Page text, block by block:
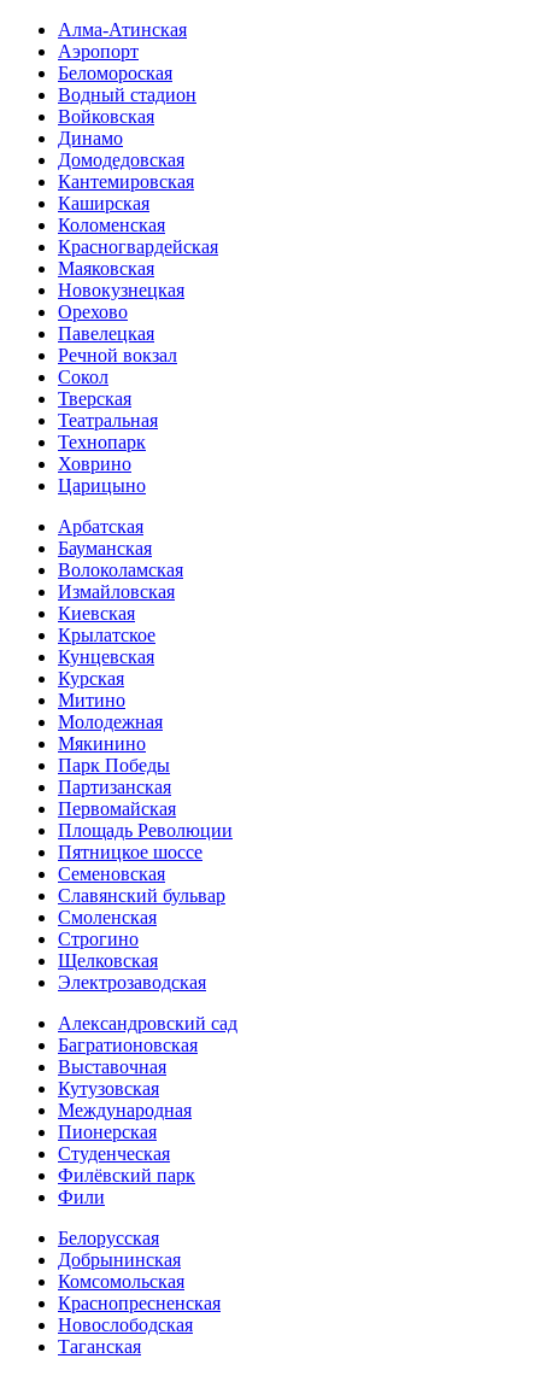
Алма-Атинская
Аэропорт
Беломороская
Водный стадион
Войковская
Динамо
Домоде­довская
Кантеми­ровская
Каширская
Коломенская
Красногвар­дейская
Маяковская
Новокузнецкая
Орехово
Павелецкая
Речной вокзал
Сокол
Тверская
Театральная
Технопарк
Ховрино
Царицыно
Арбатская
Бауманская
Волоколамская
Измайловская
Киевская
Крылатское
Кунцевская
Курская
Митино
Молодежная
Мякинино
Парк Победы
Партизанская
Первомайская
Площадь Революции
Пятницкое шоссе
Семеновская
Славянский бульвар
Смоленская
Строгино
Щелковская
Электро­заводская
Александ­ровский сад
Багратионовская
Выставочная
Кутузовская
Международная
Пионерская
Студенческая
Филёвский парк
Фили
Белорусская
Добрынинская
Комсо­мольская
Краснопресненская
Новослободская
Таганская